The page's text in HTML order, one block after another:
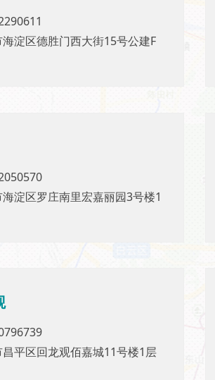
淀区德胜门西大街15号公建F
淀区德胜门西大街15号公建F
淀区罗庄南里宏嘉丽园3号楼1
淀区罗庄南里宏嘉丽园3号楼1
平区回龙观佰嘉城11号楼1层
平区回龙观佰嘉城11号楼1层